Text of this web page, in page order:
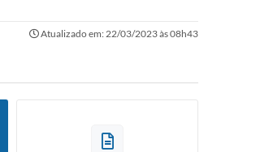
Atualizado em: 22/03/2023 às 08h43